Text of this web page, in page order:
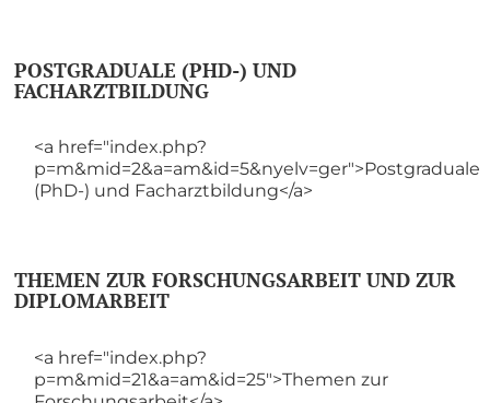
POSTGRADUALE (PHD-) UND
FACHARZTBILDUNG
<a href="index.php?
p=m&mid=2&a=am&id=5&nyelv=ger">Postgraduale
(PhD-) und Facharztbildung</a>
THEMEN ZUR FORSCHUNGSARBEIT UND ZUR
DIPLOMARBEIT
<a href="index.php?
p=m&mid=21&a=am&id=25">Themen zur